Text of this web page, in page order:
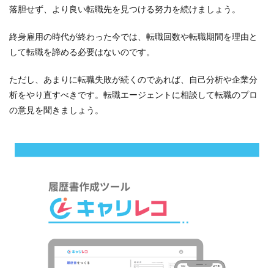
落胆せず、より良い転職先を見つける努力を続けましょう。
終身雇用の時代が終わった今では、転職回数や転職期間を理由と
して転職を諦める必要はないのです。
ただし、あまりに転職失敗が続くのであれば、自己分析や企業分
析をやり直すべきです。転職エージェントに相談して転職のプロ
の意見を聞きましょう。